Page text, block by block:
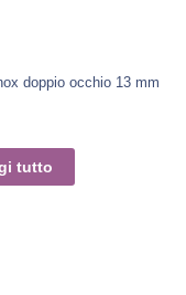
doppio occhio 13 mm
tutto